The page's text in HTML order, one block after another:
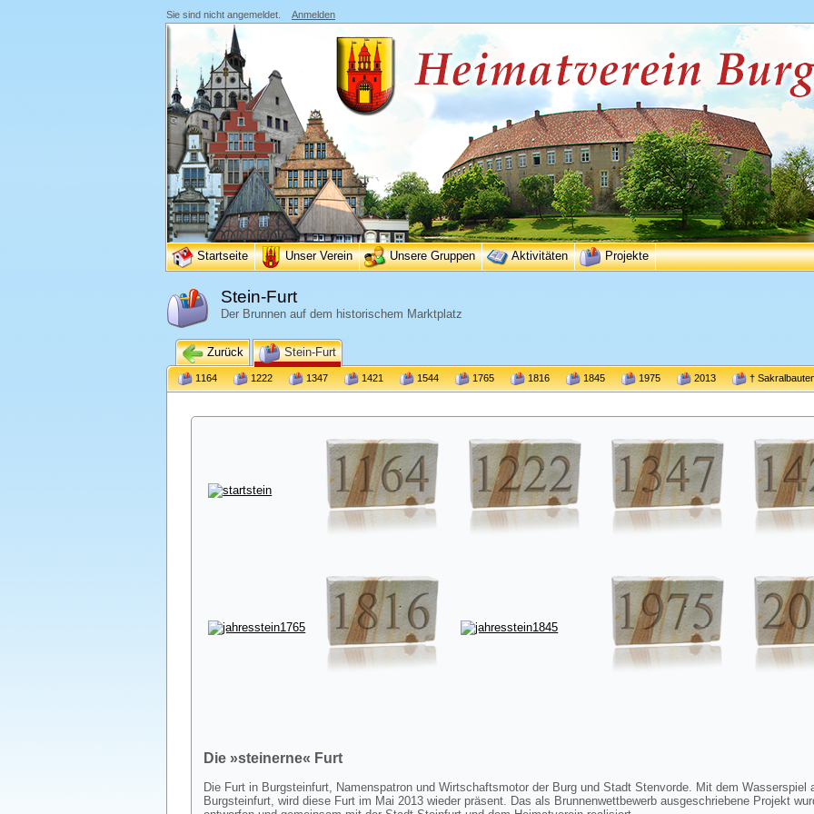
Sie sind nicht angemeldet. Anmelden
Startseite Unser Verein Unsere Gruppen Aktivitäten Projekte
Stein-Furt
Der Brunnen auf dem historischem Marktplatz
Zurück Stein-Furt
1164 1222 1347 1421 1544 1765 1816 1845 1975 2013 †
Die »steinerne« Furt
Die Furt in Burgsteinfurt, Namenspatron und Wirtschaftsmotor der Burg und Stadt Stenvorde. Mit dem
Burgsteinfurt, wird diese Furt im Mai 2013 wieder präsent. Das als Brunnenwettbewerb ausgeschriebene Projekt